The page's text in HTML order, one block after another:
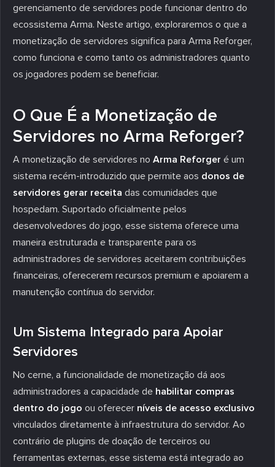
gerenciamento de servidores pode funcionar dentro do
ecossistema Arma. Neste artigo, exploraremos o que a
monetização de servidores significa para Arma Reforger,
como funciona e como tanto os administradores quanto
os jogadores podem se beneficiar.
O Que É a Monetização de
Servidores no Arma Reforger?
A monetização de servidores no Arma Reforger é um
sistema recém-introduzido que permite aos donos de
servidores gerar receita das comunidades que
hospedam. Suportado oficialmente pelos
desenvolvedores do jogo, esse sistema oferece uma
maneira estruturada e transparente para os
administradores de servidores aceitarem contribuições
financeiras, oferecerem recursos premium e apoiarem a
manutenção contínua do servidor.
Um Sistema Integrado para Apoiar
Servidores
No cerne, a funcionalidade de monetização dá aos
administradores a capacidade de habilitar compras
dentro do jogo ou oferecer níveis de acesso exclusivo
vinculados diretamente à infraestrutura do servidor. Ao
contrário de plugins de doação de terceiros ou
ferramentas externas, esse sistema está integrado ao